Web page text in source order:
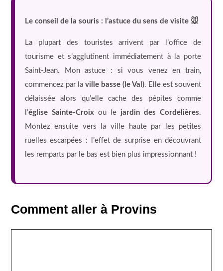
Le conseil de la souris : l’astuce du sens de visite 🐭
La plupart des touristes arrivent par l’office de
tourisme et s’agglutinent immédiatement à la porte
Saint-Jean. Mon astuce : si vous venez en train,
commencez par la ville basse (le Val). Elle est souvent
délaissée alors qu’elle cache des pépites comme
l’église Sainte-Croixou lejardin des Cordelières.
Montez ensuite vers la ville haute par les petites
ruelles escarpées : l’effet de surprise en découvrant
les remparts par le bas est bien plus impressionnant !
Comment aller à Provins